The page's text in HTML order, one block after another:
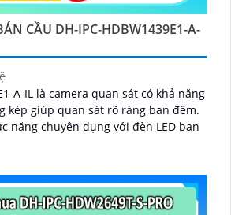
CẦU DH-IPC-HDBW1439E1-A-
A-IL là camera quan sát có khả năng
kép giúp quan sát rõ ràng ban đêm.
năng chuyên dụng với đèn LED ban